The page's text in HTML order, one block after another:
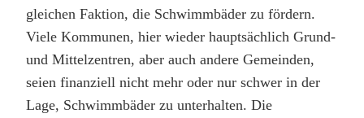
gleichen Faktion, die Schwimmbäder zu fördern.
Viele Kommunen, hier wieder hauptsächlich Grund-
und Mittelzentren, aber auch andere Gemeinden,
seien finanziell nicht mehr oder nur schwer in der
Lage, Schwimmbäder zu unterhalten. Die